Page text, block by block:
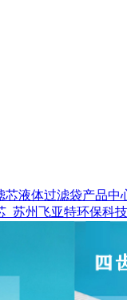
芯液体过滤袋产品中
_苏州飞亚特环保科